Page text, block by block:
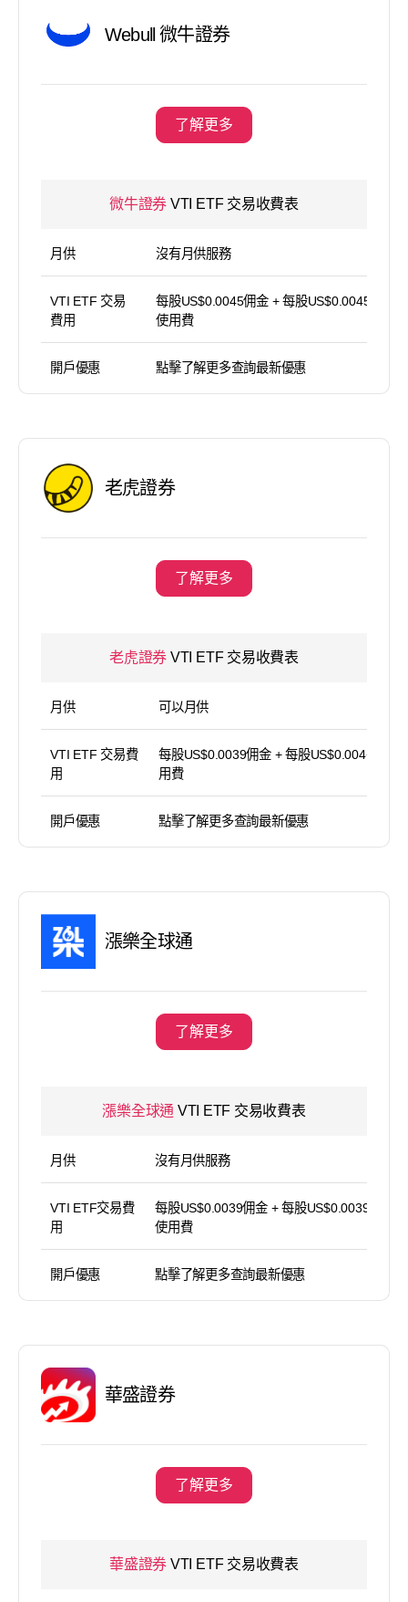
Webull 微牛證券
了解更多
微牛證券 VTI ETF 交易收費表
月供 沒有月供服務
VTI ETF 交易
費用
每股US$0.0045佣金 + 每股US$0.0045 平台
使用費
開戶優惠 點擊了解更多查詢最新優惠
老虎證券
了解更多
老虎證券 VTI ETF 交易收費表
月供 可以月供
VTI ETF 交易費
用
每股US$0.0039佣金 + 每股US$0.004平台使
用費
開戶優惠 點擊了解更多查詢最新優惠
漲樂全球通
了解更多
漲樂全球通 VTI ETF 交易收費表
月供 沒有月供服務
VTI ETF交易費
用
每股US$0.0039佣金 + 每股US$0.0039平台
使用費
開戶優惠 點擊了解更多查詢最新優惠
華盛證券
了解更多
華盛證券 VTI ETF 交易收費表